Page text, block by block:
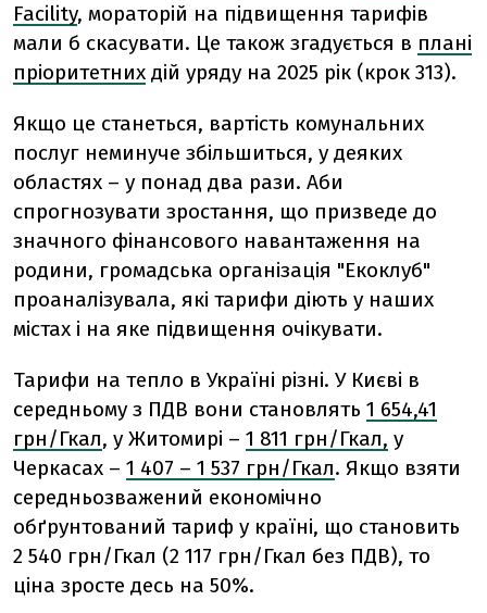
Facility, мораторій на підвищення тарифів
мали б скасувати. Це також згадується в плані
пріоритетних дій уряду на 2025 рік (крок 313).
Якщо це станеться, вартість комунальних
послуг неминуче збільшиться, у деяких
областях – у понад два рази. Аби
спрогнозувати зростання, що призведе до
значного фінансового навантаження на
родини, громадська організація "Екоклуб"
проаналізувала, які тарифи діють у наших
містах і на яке підвищення очікувати.
Тарифи на тепло в Україні різні. У Києві в
середньому з ПДВ вони становлять 1 654,41
грн/Гкал, у Житомирі – 1 811 грн/Гкал, у
Черкасах – 1 407 – 1 537 грн/Гкал. Якщо взяти
середньозважений економічно
обґрунтований тариф у країні, що становить
2 540 грн/Гкал (2 117 грн/Гкал без ПДВ), то
ціна зросте десь на 50%.